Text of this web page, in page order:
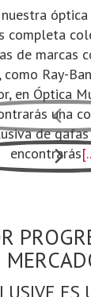
completa
de marcas
Ray-
en Óptica
una
de
encontrarás
ES